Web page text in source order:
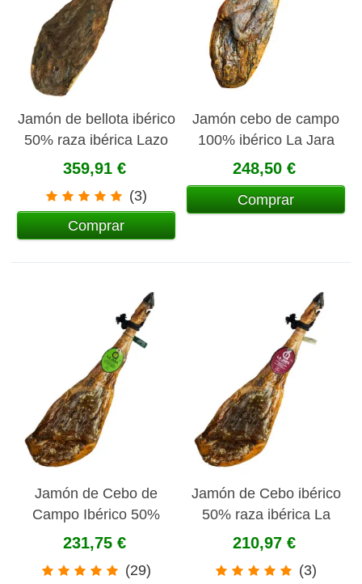
Jamón de bellota ibérico
50% raza ibérica Lazo
359,91 €
(3)
Comprar
Jamón cebo de campo
100% ibérico La Jara
248,50 €
Comprar
Jamón de Cebo de
Campo Ibérico 50%
raza ibérica La Jara
231,75 €
(29)
Jamón de Cebo ibérico
50% raza ibérica La
Jara
210,97 €
(3)